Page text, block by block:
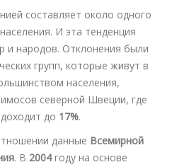
составляет около одного
И эта тенденция
и народов. Отклонения были
групп, которые живут в
населения,
северной Швеции, где
до 17%.
данные Всемирной
. В 2004году на основе